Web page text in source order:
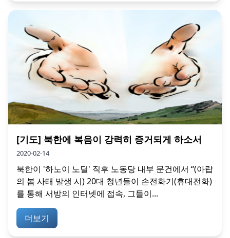
[기도] 북한에 복음이 강력히 증거되게 하소서
2020-02-14
북한이 '하노이 노딜' 직후 노동당 내부 문건에서 “(아랍
의 봄 사태 발생 시) 20대 청년들이 손전화기(휴대전화)
를 통해 서방의 인터넷에 접속, 그들이...
더보기